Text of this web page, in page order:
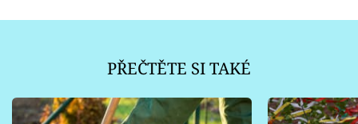
PŘEČTĚTE SI TAKÉ